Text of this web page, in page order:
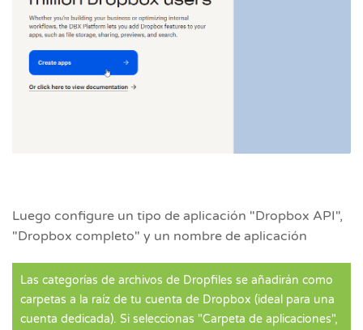
Luego configure un tipo de aplicación "Dropbox API",
"Dropbox completo" y un nombre de aplicación
Las categorías de archivos de Dropfiles se añadirán como
carpetas a la raíz de tu cuenta de Dropbox (ideal para una
cuenta dedicada). Si seleccionas "Carpeta de aplicaciones",